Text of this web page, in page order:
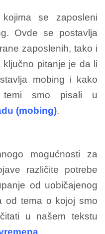
se zaposleni
Ovde se postavlja
zaposlenih, tako i
pitanje je da li
mobing i kako
smo pisali u
(mobing).
mogućnosti za
različite potrebe
od uobičajenog
od tema o kojoj smo
u našem tekstu